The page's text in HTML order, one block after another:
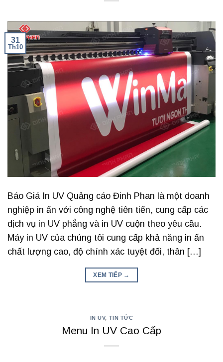
31
Th10
Báo Giá In UV Quảng cáo Đinh Phan là một doanh
nghiệp in ấn với công nghệ tiên tiến, cung cấp các
dịch vụ in UV phẳng và in UV cuộn theo yêu cầu.
Máy in UV của chúng tôi cung cấp khả năng in ấn
chất lượng cao, độ chính xác tuyệt đối, thân […]
XEM TIẾP →
IN UV, TIN TỨC
Menu In UV Cao Cấp